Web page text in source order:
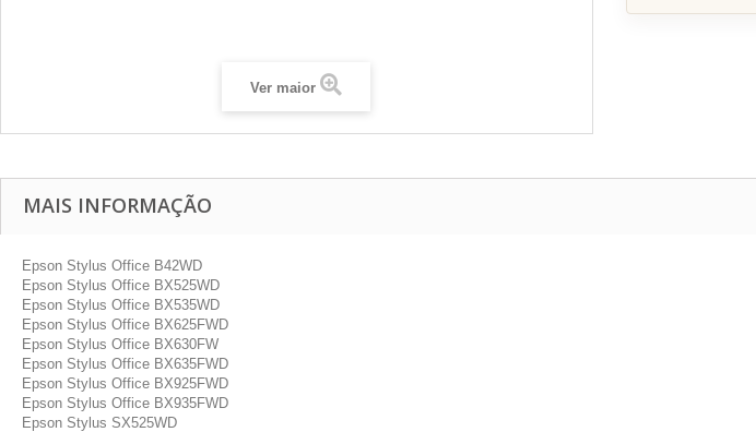
Ver maior
MAIS INFORMAÇÃO
Epson Stylus Office B42WD
Epson Stylus Office BX525WD
Epson Stylus Office BX535WD
Epson Stylus Office BX625FWD
Epson Stylus Office BX630FW
Epson Stylus Office BX635FWD
Epson Stylus Office BX925FWD
Epson Stylus Office BX935FWD
Epson Stylus SX525WD